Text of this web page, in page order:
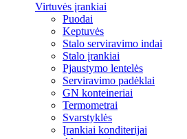
Virtuvės įrankiai
Puodai
Keptuvės
Stalo serviravimo indai
Stalo įrankiai
Pjaustymo lentelės
Serviravimo padėklai
GN konteineriai
Termometrai
Svarstyklės
Įrankiai konditerijai